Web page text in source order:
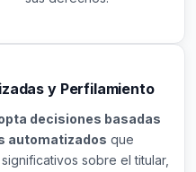
y Perfilamiento
decisiones basadas
automatizados que
sobre el titular,